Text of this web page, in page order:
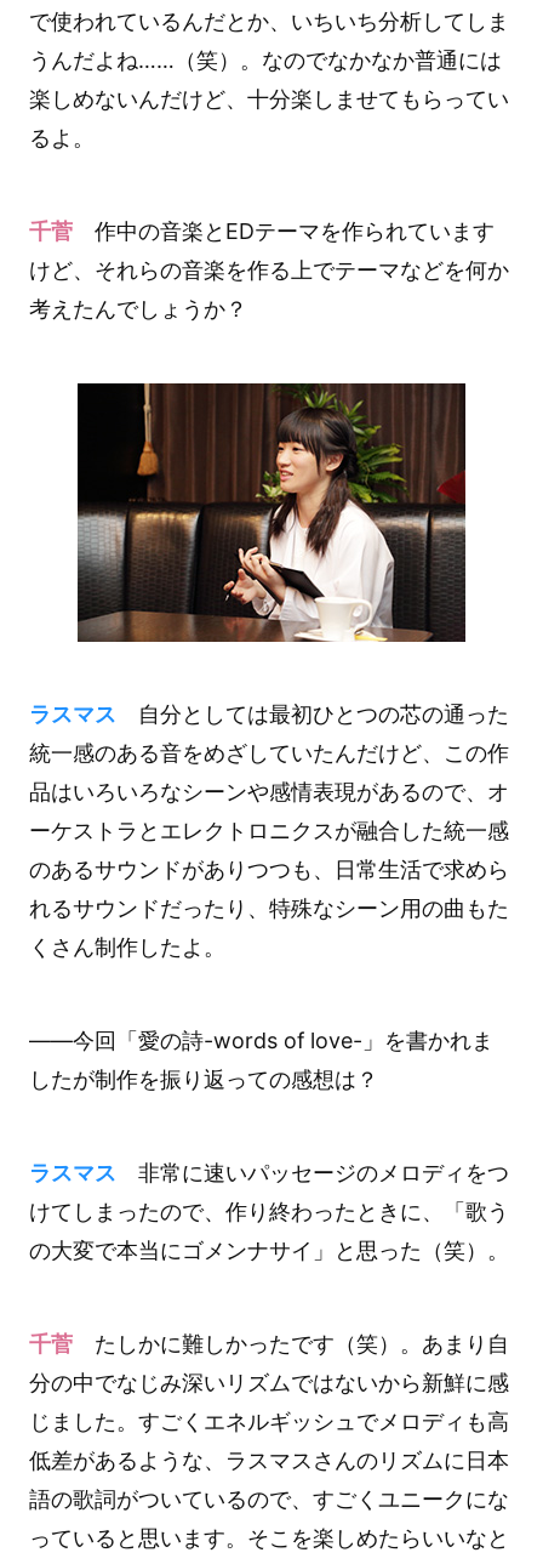
で使われているんだとか、いちいち分析してしま
うんだよね……（笑）。なのでなかなか普通には
楽しめないんだけど、十分楽しませてもらってい
るよ。
千菅作中の音楽とEDテーマを作られています
けど、それらの音楽を作る上でテーマなどを何か
考えたんでしょうか？
ラスマス 自分としては最初ひとつの芯の通った
統一感のある音をめざしていたんだけど、この作
品はいろいろなシーンや感情表現があるので、オ
ーケストラとエレクトロニクスが融合した統一感
のあるサウンドがありつつも、日常生活で求めら
れるサウンドだったり、特殊なシーン用の曲もた
くさん制作したよ。
――今回「愛の詩-words of love-」を書かれま
したが制作を振り返っての感想は？
ラスマス 非常に速いパッセージのメロディをつ
けてしまったので、作り終わったときに、「歌う
の大変で本当にゴメンナサイ」と思った（笑）。
千菅たしかに難しかったです（笑）。あまり自
分の中でなじみ深いリズムではないから新鮮に感
じました。すごくエネルギッシュでメロディも高
低差があるような、ラスマスさんのリズムに日本
語の歌詞がついているので、すごくユニークにな
っていると思います。そこを楽しめたらいいなと